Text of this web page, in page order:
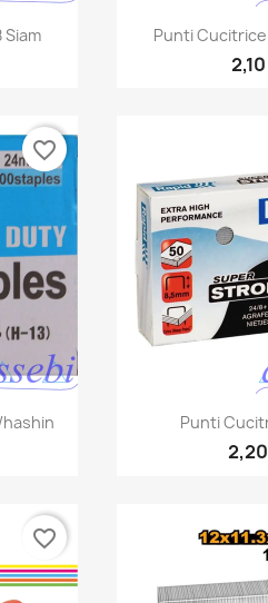

Punti
favorite_border

Punti
favorite_border